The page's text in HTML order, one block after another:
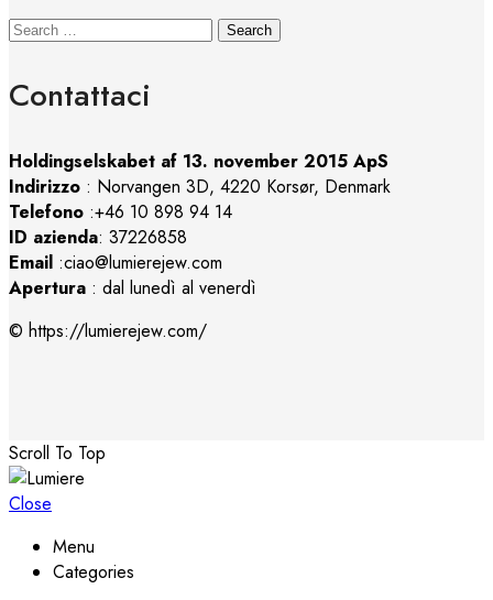
Search
Contattaci
Holdingselskabet af 13. november 2015 ApS
Indirizzo : Norvangen 3D, 4220 Korsør, Denmark
Telefono :+46 10 898 94 14
ID azienda: 37226858
Email :ciao@lumierejew.com
Apertura : dal lunedì al venerdì
© https://lumierejew.com/
Scroll To Top
Close
Menu
Categories